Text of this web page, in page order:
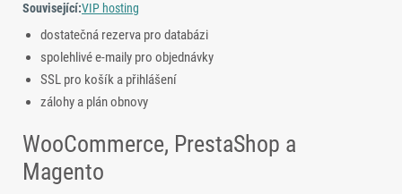
Související:VIP hosting
dostatečná rezerva pro databázi
spolehlivé e-maily pro objednávky
SSL pro košík a přihlášení
zálohy a plán obnovy
WooCommerce, PrestaShop a
Magento